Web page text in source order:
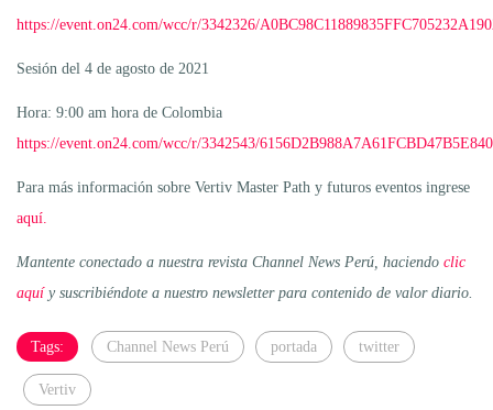
https://event.on24.com/wcc/r/3342326/
Sesión del 4 de agosto de 2021
Hora: 9:00 am hora de Colombia
https://event.on24.com/wcc/r/3342543/
Para más información sobre Vertiv Master Path y futuros eventos ingrese
aquí.
Mantente conectado a nuestra revista Channel News Perú, haciendo clic
aquíy suscribiéndote a nuestro newsletter para contenido de valor diario.
Tags: Channel News Perú portada twitter
Vertiv